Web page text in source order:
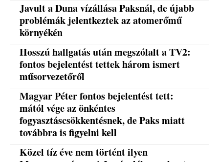
Javult a Duna vízállása Paksnál, de újabb
problémák jelentkeztek az atomerőmű
környékén
Hosszú hallgatás után megszólalt a TV2:
fontos bejelentést tettek három ismert
műsorvezetőről
Magyar Péter fontos bejelentést tett:
mától vége az önkéntes
fogyasztáscsökkentésnek, de Paks miatt
továbbra is figyelni kell
Közel tíz éve nem történt ilyen